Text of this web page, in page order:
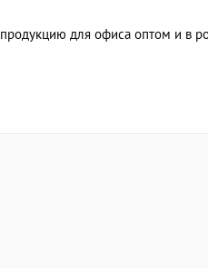
для офиса оптом и в